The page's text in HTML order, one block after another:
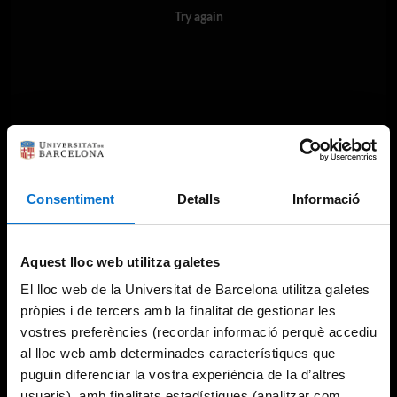
Consentiment Detalls Informació
Aquest lloc web utilitza galetes
El lloc web de la Universitat de Barcelona utilitza galetes
pròpies i de tercers amb la finalitat de gestionar les
vostres preferències (recordar informació perquè accediu
al lloc web amb determinades característiques que
puguin diferenciar la vostra experiència de la d’altres
Try again